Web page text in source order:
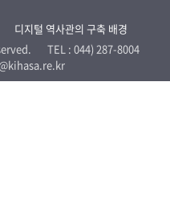
디지털 역사관의 구축 배경
TEL : 044) 287-8004